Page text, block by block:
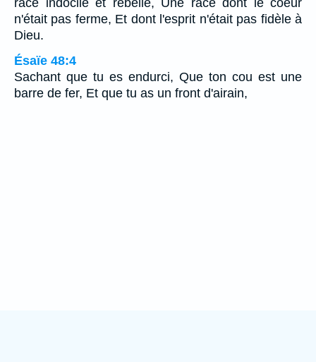
race indocile et rebelle, Une race dont le coeur
n'était pas ferme, Et dont l'esprit n'était pas fidèle à
Dieu.
Ésaïe 48:4
Sachant que tu es endurci, Que ton cou est une
barre de fer, Et que tu as un front d'airain,